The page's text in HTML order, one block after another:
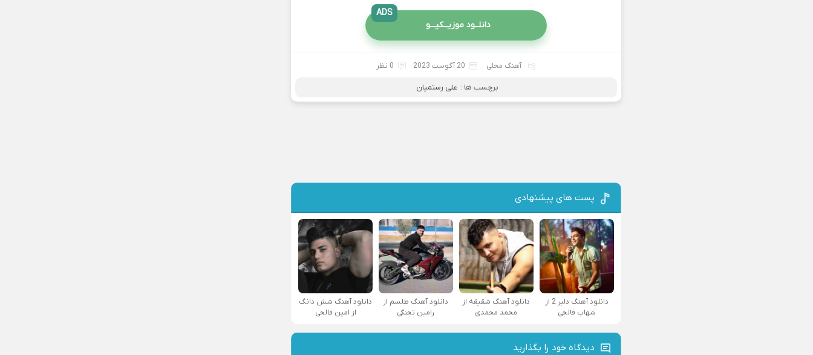
دانلــود موزیــکیـــو
ADS
آهنگ محلی 20 آگوست 2023 0 نظر
برچسب ها : علی رستمیان
پست های پیشنهادی
دانلود آهنگ دلبر 2 از
شهاب فالجی
دانلود آهنگ شقیقه از
محمد محمدی
دانلود آهنگ طلسم از
رامین تجنگی
دانلود آهنگ شش دانگ
از امین فالجی
دیدگاه خود را بگذارید